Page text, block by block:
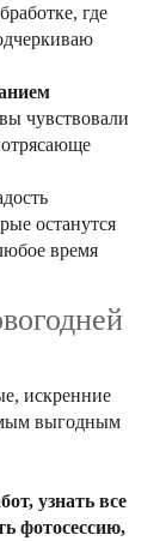
где
чувствовали
останутся
время
искренние
выгодным
узнать все
фотосессию,